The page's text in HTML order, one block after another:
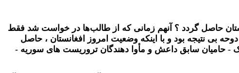
حاصل گردد ؟ آنهم زمانی که از طالب‌ها در خواست شد فقط
بی نتیجه بود و با اینکه وضعیت امروز افغانستان ، حاصل
- حامیان سابق داعش و مأوا دهندگان تروریست های سوریه -